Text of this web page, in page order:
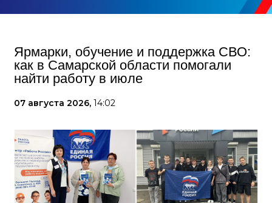
Ярмарки, обучение и поддержка СВО:
как в Самарской области помогали
найти работу в июле
07 августа 2026, 14:02